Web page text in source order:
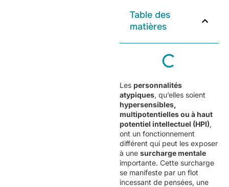
Table des
matières
Les personnalités
atypiques, qu’elles soient
hypersensibles,
multipotentielles ou à haut
potentiel intellectuel (HPI),
ont un fonctionnement
différent qui peut les exposer
à une surcharge mentale
importante. Cette surcharge
se manifeste par un flot
incessant de pensées, une